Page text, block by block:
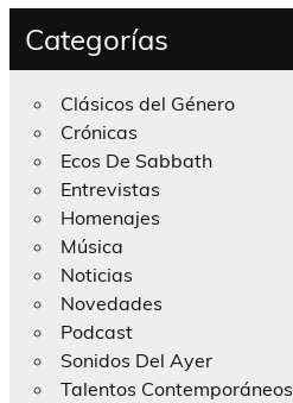
Categorías
Clásicos del Género
Crónicas
Ecos De Sabbath
Entrevistas
Homenajes
Música
Noticias
Novedades
Podcast
Sonidos Del Ayer
Talentos Contemporáneos